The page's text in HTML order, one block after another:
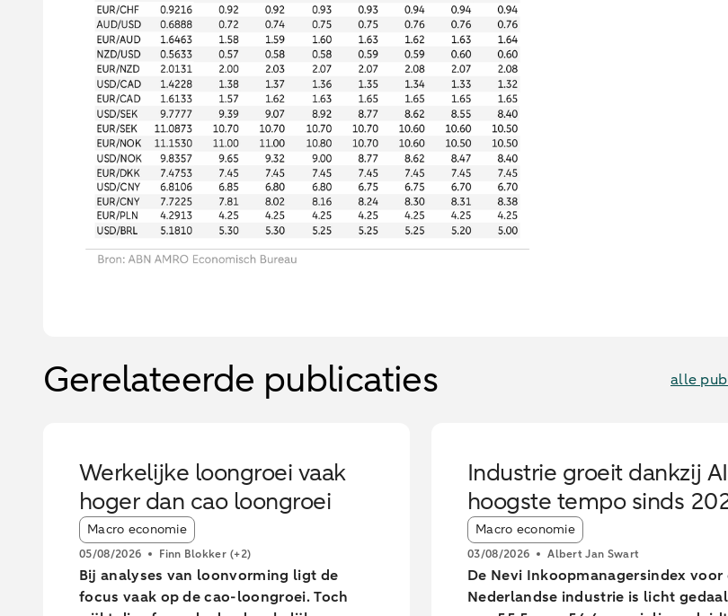
Gerelateerde publicaties alle
Werkelijke loongroei vaak
hoger dan cao loongroei
Article tags:
Macro economie
05/08/2026 Finn Blokker (+2)
Bij analyses van loonvorming ligt de
focus vaak op de cao-loongroei. Toch
Industrie groeit dankzij
hoogste tempo sinds
Article tags:
Macro economie
03/08/2026 Albert Jan Swart
De Nevi Inkoopmanagersindex voor
Nederlandse industrie is licht